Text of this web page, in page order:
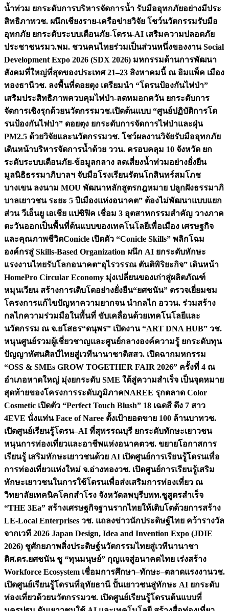
น้ำท่วม ยกระดับการบริหารจัดการน้ำ รับมืออุทกภัยอย่างมีประ
สิทธิภาพวช. ผนึกเชียงราย-เครือข่ายวิจัย โชว์นวัตกรรมรับมือ
อุทกภัย ยกระดับระบบเตือนภัย-โดรน-AI เสริมความปลอดภัย
ประชาชนรมว.พม. ชวนคนไทยร่วมเป็นส่วนหนึ่งของงาน Social
Development Expo 2026 (SDX 2026) มหกรรมด้านการพัฒนา
สังคมที่ใหญ่ที่สุดของประเทศ 21–23 สิงหาคมนี้ ณ อิมแพ็ค เมือง
ทองธานีวช. ลงพื้นที่ดอยตุง เตรียมนำ “โดรนป้องกันไฟป่า”
เสริมประสิทธิภาพควบคุมไฟป่า-ลดหมอกควัน ยกระดับการ
จัดการเชิงรุกด้วยนวัตกรรมวช.เปิดต้นแบบ “ศูนย์ปฏิบัติการโด
รนป้องกันไฟป่า” ดอยตุง ยกระดับการจัดการไฟป่าและฝุ่น
PM2.5 ด้วยวิจัยและนวัตกรรมวช. โชว์ผลงานวิจัยรับมืออุทกภัย
เดินหน้าบริหารจัดการน้ำด้วย ววน. ครอบคลุม 10 จังหวัด ยก
ระดับระบบเตือนภัย-ข้อมูลกลาง ลดเสี่ยงน้ำท่วมอย่างยั่งยืน
มูลนิธิธรรมาภิบาลฯ จับมือโรงเรียนรัตนโกสินทร์สมโภช
บางเขน ลงนาม MOU พัฒนาหลักสูตรกฎหมาย ปลูกฝังธรรมาภิ
บาลเยาวชน ระยะ 5 ปีเมืองแห่งอนาคต” ต้องไม่พัฒนาแบบแยก
ส่วน วีเอ็นยู เอเชีย แปซิฟิค เชื่อม 3 อุตสาหกรรมสำคัญ วางภาค
ตะวันออกเป็นพื้นที่ต้นแบบของเทคโนโลยีเพื่อเมือง เศรษฐกิจ
และคุณภาพชีวิตConicle เปิดตัว “Conicle Skills” พลิกโฉม
องค์กรสู่ Skills-Based Organization ผนึก AI ยกระดับทักษะ
แรงงานไทยรับโลกอนาคต“อุไรวรรณ ตันติพิริยะกิจ” เดินหน้า
HomePro Circular Economy มุ่งเปลี่ยนของเก่าสู่ผลิตภัณฑ์
หมุนเวียน สร้างการเติบโตอย่างยั่งยืน“ยศชนัน” ตรวจเยี่ยมชม
โครงการแก้ไขปัญหาความยากจน นำกลไก อววน. ร่วมสร้าง
กลไกความร่วมมือในพื้นที่ ขับเคลื่อนด้วยเทคโนโลยีและ
นวัตกรรม ณ จ.ยโสธร“ดนุพร” เปิดงาน “ART DNA HUB” วช.
หนุนศูนย์รวมผู้เชี่ยวชาญและศูนย์กลางองค์ความรู้ ยกระดับทุน
ปัญญาทัศนศิลป์ไทยสู่เวทีนานาชาติสสว. เปิดฉากมหกรรม
“OSS & SMEs GROW TOGETHER FAIR 2026” ครั้งที่ 4 ณ
อำเภอหาดใหญ่ มุ่งยกระดับ SME ใต้สู่ความสำเร็จ เป็นจุดหมาย
สุดท้ายของโครงการระดับภูมิภาคNAREE รุกตลาด Color
Cosmetic เปิดตัว “Perfect Touch Blush” 18 เฉดสี ดึง 7 สาว
4EVE นั่งแท่น Face of Naree ตั้งเป้ายอดขาย 100 ล้านบาทวช.
เปิดศูนย์เรียนรู้โดรน–AI ที่สุพรรณบุรี ยกระดับทักษะเยาวชน
หนุนการท่องเที่ยวและอาชีพแห่งอนาคตวช. ขยายโอกาสการ
เรียนรู้ เสริมทักษะเยาวชนด้วย AI เปิดศูนย์การเรียนรู้โดรนเพื่อ
การท่องเที่ยวแห่งใหม่ จ.อ่างทองวช. เปิดศูนย์การเรียนรู้เสริม
ทักษะเยาวชนในการใช้โดรนเพื่อส่งเสริมการท่องเที่ยว ณ
วิทยาลัยเทคนิคโคกสำโรง จังหวัดลพบุรีบพท.ชูสูตรสำเร็จ
“THE 3Ea” สร้างเศรษฐกิจฐานรากไทยให้เติบโตด้วยการสร้าง
LE-Local Enterprises วช. แถลงข่าวนักประดิษฐ์ไทย คว้ารางวัล
จากเวที 2026 Japan Design, Idea and Invention Expo (JDIE
2026) ชูศักยภาพสิ่งประดิษฐ์นวัตกรรมไทยสู่เวทีนานาชา
ติศ.ดร.ยศชนัน ชู “ทุนมนุษย์” กุญแจสู่อนาคตไทย เร่งสร้าง
Workforce Ecosystem เชื่อมการศึกษา–ทักษะ–ตลาดแรงงานวช.
เปิดศูนย์เรียนรู้โดรนที่อุทัยธานี ปั้นเยาวชนสู่ทักษะ AI ยกระดับ
ท่องเที่ยวด้วยนวัตกรรมวช. เปิดศูนย์เรียนรู้โดรนต้นแบบที่